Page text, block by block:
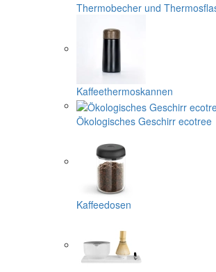
Thermobecher und
Kaffeethermoskannen
Ökologisches Geschirr ecotree
Kaffeedosen